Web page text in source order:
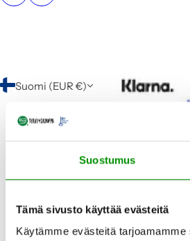
Suostumus
Tämä sivusto käyttää evästeitä
Käytämme evästeitä
Suomi (EUR €)